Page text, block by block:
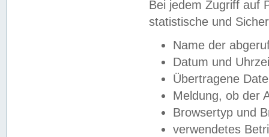
Bei jedem Zugriff auf
statistische und
Name der
Datum und
Übertragene
Meldung, ob der
Browsertyp und
verwendetes